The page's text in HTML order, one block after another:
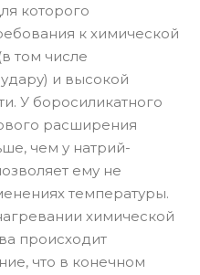
которого
к химической
том числе
и высокой
У боросиликатного
расширения
чем у натрий-
ему не
температуры.
химической
происходит
что в конечном